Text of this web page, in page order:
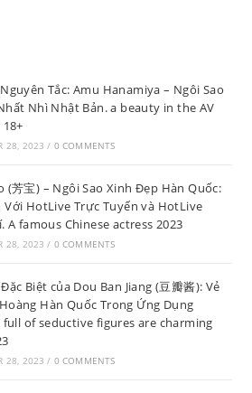
Tắc: Amu Hanamiya – Ngôi Sao
Nhì Nhật Bản. a beauty in the AV
28, 2023 / 0 COMMENTS
(芳宝) – Ngôi Sao Xinh Đẹp Hàn Quốc:
Với HotLive Trực Tuyến và HotLive
A famous Chinese actress 2023
28, 2023 / 0 COMMENTS
Biệt của Dou Ban Jiang (豆瓣酱): Vẻ
Hàn Quốc Trong Ứng Dụng
of seductive figures are charming
28, 2023 / 0 COMMENTS